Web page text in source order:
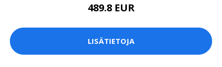
489.8 EUR
LISÄTIETOJA